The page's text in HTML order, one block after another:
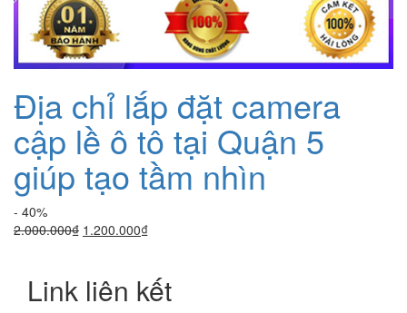
Địa chỉ lắp đặt camera
cập lề ô tô tại Quận 5
giúp tạo tầm nhìn
- 40%
2.000.000₫ Giá
2.000.000₫.
1.200.000₫Giá
là:
1.200.000₫.
Link liên kết